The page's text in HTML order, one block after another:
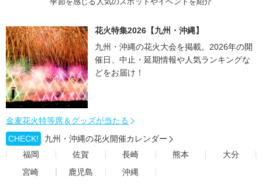
花火特集2026【九州・沖縄】
九州・沖縄の花火大会を掲載。2026年の開
催日、中止・延期情報や人気ランキングな
どをお届け！
金麦花火特等席＆グッズが当たる
CHECK!
九州・沖縄の花火開催カレンダー
福岡
佐賀 長崎 熊本
大分
宮崎
鹿児島 沖縄